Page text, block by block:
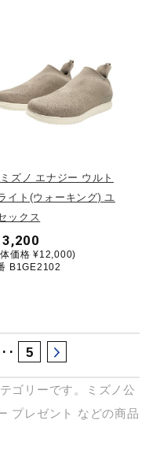
ズノ エナジー ウルト
イト(ウォーキング) ユ
ックス
価格 ¥12,000)
B1GE2102
･ 5
ゴリーです。ミズノ公
プレゼント
などの商品